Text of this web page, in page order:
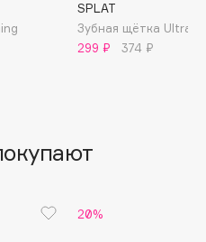
SPLAT
Зубная щётка Ultra
299 ₽
374 ₽
20%